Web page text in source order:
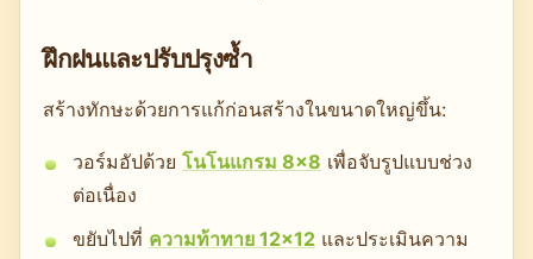
ฝึกฝนและปรับปรุงซ้ำ
สร้างทักษะด้วยการแก้ก่อนสร้างในขนาดใหญ่ขึ้น:
วอร์มอัปด้วย โนโนแกรม 8×8 เพื่อจับรูปแบบช่วง
ต่อเนื่อง
ขยับไปที่ ความท้าทาย 12×12และประเมินความ